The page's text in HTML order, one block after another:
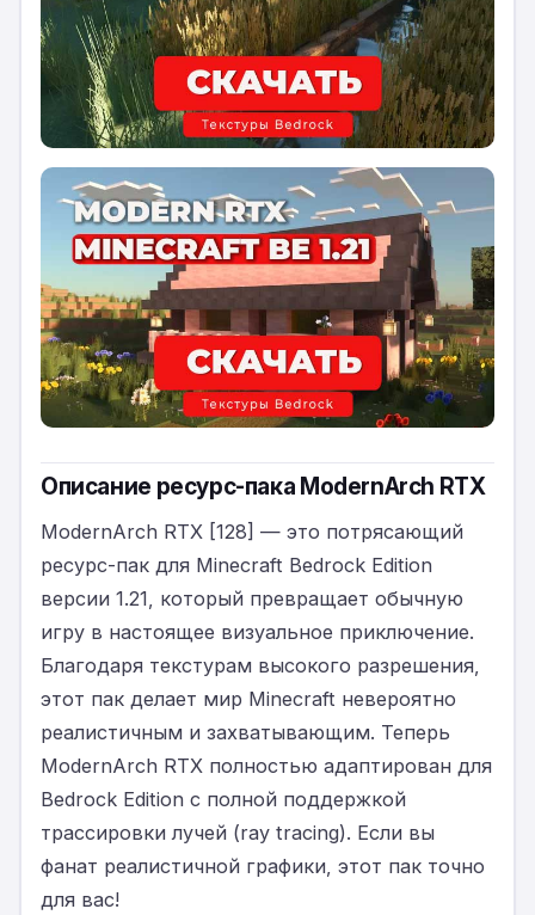
Описание ресурс-пака ModernArch RTX
ModernArch RTX [128] — это потрясающий
ресурс-пак для Minecraft Bedrock Edition
версии 1.21, который превращает обычную
игру в настоящее визуальное приключение.
Благодаря текстурам высокого разрешения,
этот пак делает мир Minecraft невероятно
реалистичным и захватывающим. Теперь
ModernArch RTX полностью адаптирован для
Bedrock Edition с полной поддержкой
трассировки лучей (ray tracing). Если вы
фанат реалистичной графики, этот пак точно
для вас!